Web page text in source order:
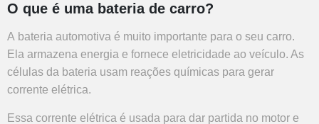
O que é uma bateria de carro?
A bateria automotiva é muito importante para o seu carro.
Ela armazena energia e fornece eletricidade ao veículo. As
células da bateria usam reações químicas para gerar
corrente elétrica.
Essa corrente elétrica é usada para dar partida no motor e